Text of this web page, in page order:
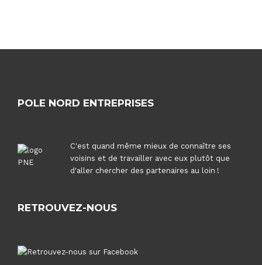
POLE NORD ENTREPRISES
C'est quand même mieux de connaître ses
voisins et de travailler avec eux plutôt que
d'aller chercher des partenaires au loin !
RETROUVEZ-NOUS